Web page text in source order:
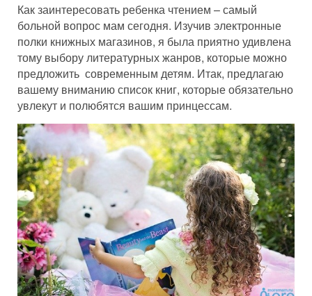
Как заинтересовать ребенка чтением – самый
больной вопрос мам сегодня. Изучив электронные
полки книжных магазинов, я была приятно удивлена
тому выбору литературных жанров, которые можно
предложить современным детям. Итак, предлагаю
вашему вниманию список книг, которые обязательно
увлекут и полюбятся вашим принцессам.